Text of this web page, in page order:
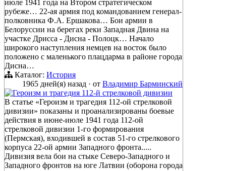
июле 1941 года на Втором стратегическом
рубеже… 22-ая армия под командованием генерал-
полковника Ф.А. Ершакова… Бои армии в
Белоруссии на берегах реки Западная Двина на
участке Дрисса - Дисна - Полоцк… Начало
широкого наступления немцев на восток было
положено с маленького плацдарма в районе города
Дисна…
Каталог: История
1965 дней(я) назад · от Владимир Барминский
Героизм и трагедия 112-й стрелковой дивизии
В статье «Героизм и трагедия 112-ой стрелковой
дивизии» показаны и проанализированы боевые
действия в июне-июле 1941 года 112-ой
стрелковой дивизии 1-го формирования
(Пермская), входившей в состав 51-го стрелкового
корпуса 22-ой армии Западного фронта.....
Дивизия вела бои на стыке Северо-Западного и
Западного фронтов на юге Латвии (оборона города